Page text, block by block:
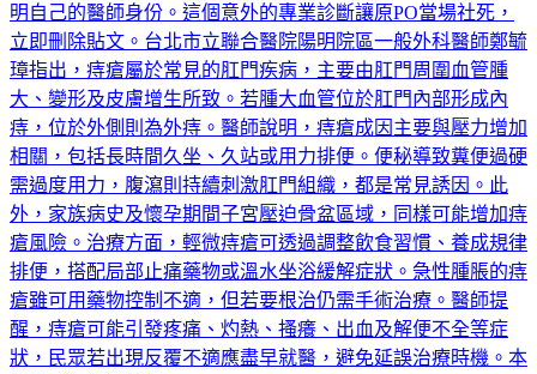
明自己的醫師身份。這個意外的專業診斷讓原PO當場社死，
立即刪除貼文。台北市立聯合醫院陽明院區一般外科醫師鄭毓
璋指出，痔瘡屬於常見的肛門疾病，主要由肛門周圍血管腫
大、變形及皮膚增生所致。若腫大血管位於肛門內部形成內
痔，位於外側則為外痔。醫師說明，痔瘡成因主要與壓力增加
相關，包括長時間久坐、久站或用力排便。便秘導致糞便過硬
需過度用力，腹瀉則持續刺激肛門組織，都是常見誘因。此
外，家族病史及懷孕期間子宮壓迫骨盆區域，同樣可能增加痔
瘡風險。治療方面，輕微痔瘡可透過調整飲食習慣、養成規律
排便，搭配局部止痛藥物或溫水坐浴緩解症狀。急性腫脹的痔
瘡雖可用藥物控制不適，但若要根治仍需手術治療。醫師提
醒，痔瘡可能引發疼痛、灼熱、搔癢、出血及解便不全等症
狀，民眾若出現反覆不適應盡早就醫，避免延誤治療時機。本